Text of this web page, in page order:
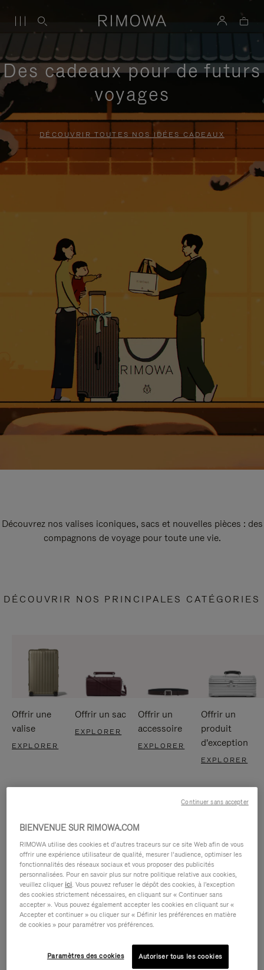
Des cadeaux pour de futurs
voyages
DÉCOUVRIR TOUTES NOS IDÉES CADEAUX
Découvrez nos valises iconiques, sacs et nouvelles pièces : des
compagnons de voyage pour toute une vie.
DÉCOUVRIR NOS PRINCIPALES CATÉGORIES
Offrir une
valise
EXPLORER
Offrir un sac
EXPLORER
Offrir un
accessoire
EXPLORER
Offrir un
produit
d'exception
EXPLORER
LA LE
BIENVENUE SUR RIMOWA.COM
RIMOWA utilise des cookies et d’autres traceurs sur ce site Web afin de vous
offrir une expérience utilisateur de qualité, mesurer l’audience, optimiser les
fonctionnalités des réseaux sociaux et vous proposer des publicités
personnalisées. Pour en savoir plus sur notre politique relative aux cookies,
veuillez cliquer ici. Vous pouvez refuser le dépôt des cookies, à l'exception
des cookies strictement nécessaires, en cliquant sur « Continuer sans
accepter ». Vous pouvez également accepter les cookies en cliquant sur «
Accepter et continuer » ou cliquer sur « Définir les préférences en matière
de cookies » pour paramétrer vos préférences.
Paramètres des cookies Autoriser tous les cookies
Continuer sans accepter